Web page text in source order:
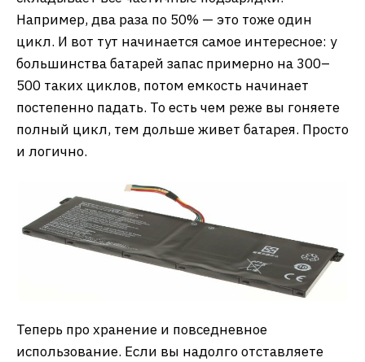
Например, два раза по 50% — это тоже один
цикл. И вот тут начинается самое интересное: у
большинства батарей запас примерно на 300–
500 таких циклов, потом емкость начинает
постепенно падать. То есть чем реже вы гоняете
полный цикл, тем дольше живет батарея. Просто
и логично.
Теперь про хранение и повседневное
использование. Если вы надолго отставляете